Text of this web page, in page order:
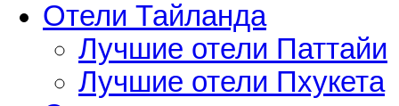
Отели Тайланда
Лучшие отели Паттайи
Лучшие отели Пхукета